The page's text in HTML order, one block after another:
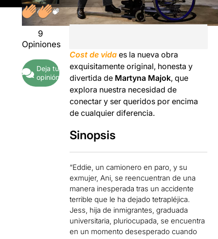
9
Opiniones
Deja tu
opinión
Cost de vida es la nueva obra
exquisitamente original, honesta y
divertida de Martyna Majok, que
explora nuestra necesidad de
conectar y ser queridos por encima
de cualquier diferencia.
Sinopsis
“Eddie, un camionero en paro, y su
exmujer, Ani, se reencuentran de una
manera inesperada tras un accidente
terrible que le ha dejado tetrapléjica.
Jess, hija de inmigrantes, graduada
universitaria, pluriocupada, se encuentra
en un momento desesperado cuando